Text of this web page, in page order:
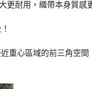
更耐用，織帶本身質感
重心區域的前三角空